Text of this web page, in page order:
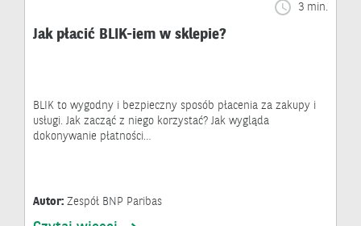
3 min.
Jak płacić BLIK-iem w sklepie?
BLIK to wygodny i bezpieczny sposób płacenia za zakupy i
usługi. Jak zacząć z niego korzystać? Jak wygląda
dokonywanie płatności…
Autor: Zespół BNP Paribas